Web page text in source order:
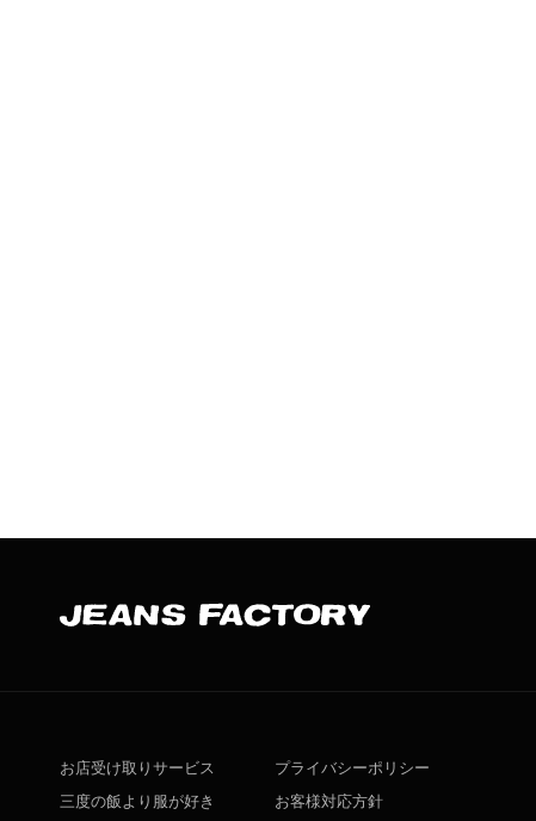
お店受け取りサービス
三度の飯より服が好き
プライバシーポリシー
お客様対応方針